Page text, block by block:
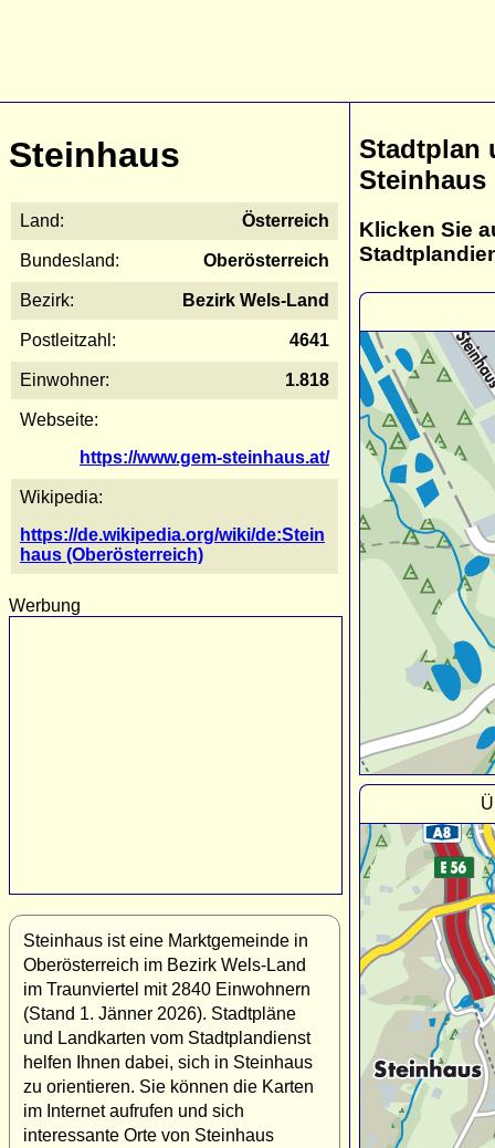
Steinhaus
Land: Österreich
Bundesland: Oberösterreich
Bezirk: Bezirk Wels-Land
Postleitzahl: 4641
Einwohner: 1.818
Webseite:
https://www.gem-steinhaus.at/
Wikipedia:
https://de.wikipedia.org/wiki/de:Stein
haus (Oberösterreich)
Werbung
Steinhaus ist eine Marktgemeinde in
Oberösterreich im Bezirk Wels-Land
im Traunviertel mit 2840 Einwohnern
(Stand 1. Jänner 2026). Stadtpläne
und Landkarten vom Stadtplandienst
helfen Ihnen dabei, sich in Steinhaus
zu orientieren. Sie können die Karten
im Internet aufrufen und sich
interessante Orte von Steinhaus
Stadtplan
Steinhaus
Klicken Sie